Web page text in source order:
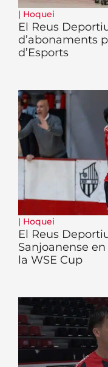
| Hoquei
El Reus
d’abonaments
d’Esports
| Hoquei
El Reus
Sanjoanense
la WSE Cup